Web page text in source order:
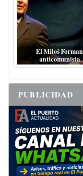
El Miloš Forman
anticomunista
PUBLICIDAD